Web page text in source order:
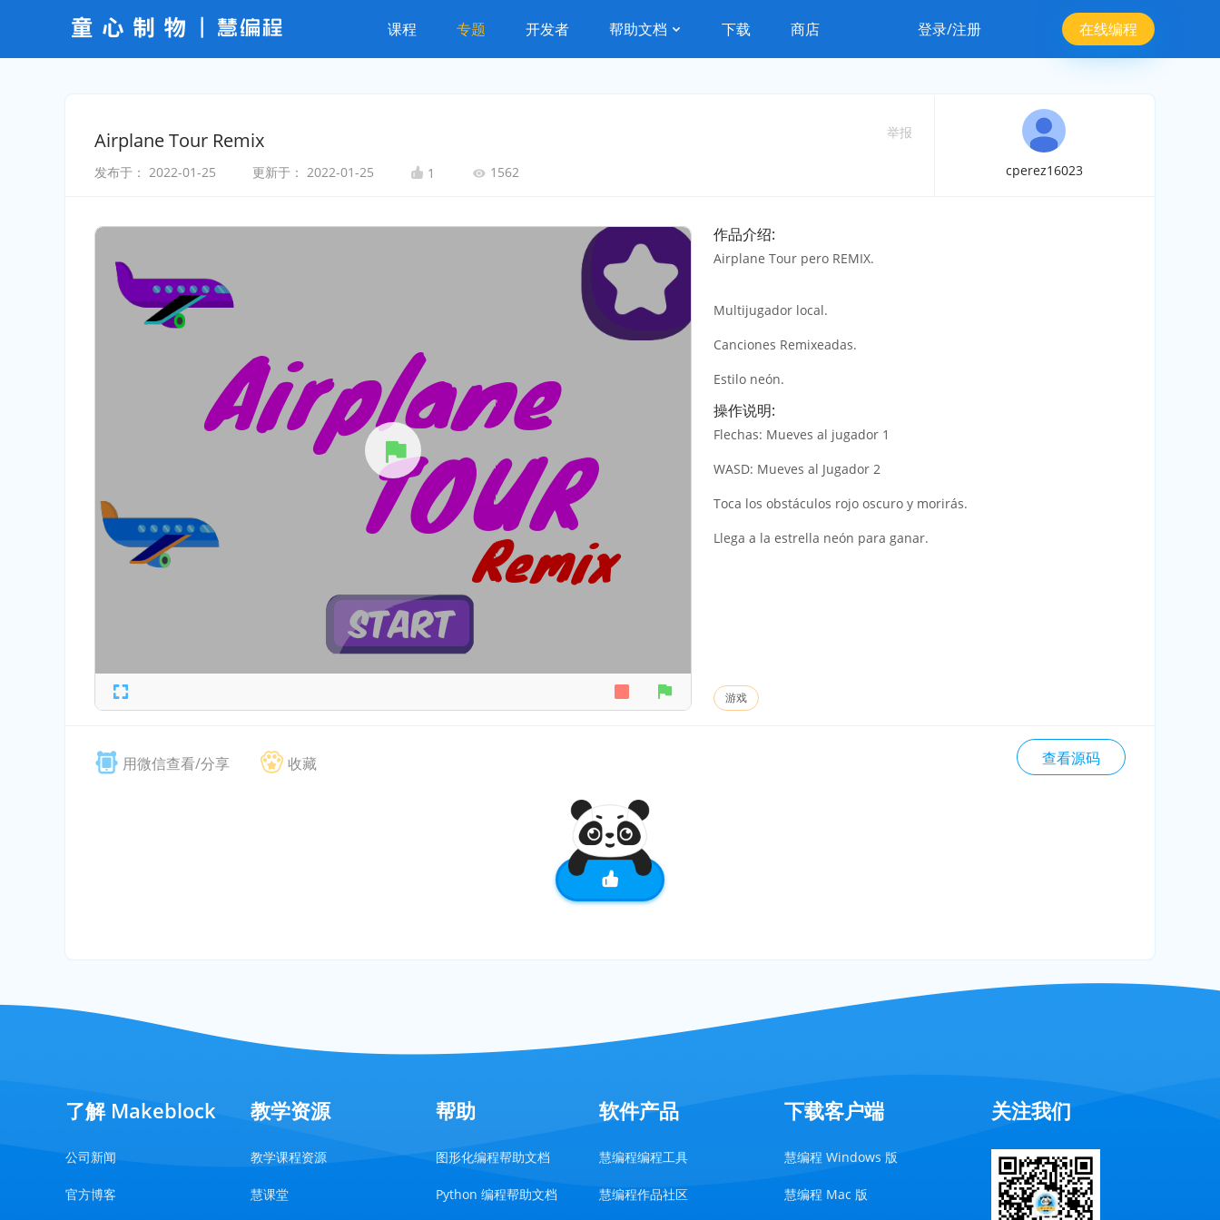
课程 专题 开发者 帮助文档 下载 商店 登录/注册 在线编程
Airplane Tour Remix 举报
发布于： 2022-01-25 更新于： 2022-01-25 1 1562 cperez16023
作品介绍:
Airplane Tour pero REMIX.
Multijugador local.
Canciones Remixeadas.
Estilo neón.
操作说明:
Flechas: Mueves al jugador 1
WASD: Mueves al Jugador 2
Toca los obstáculos rojo oscuro y morirás.
Llega a la estrella neón para ganar.
游戏
用微信查看/分享 收藏 查看源码
了解 Makeblock
公司新闻
官方博客
教学资源
教学课程资源
慧课堂
帮助
图形化编程帮助文档
Python 编程帮助文档
软件产品
慧编程编程工具
慧编程作品社区
下载客户端
慧编程 Windows 版
慧编程 Mac 版
关注我们